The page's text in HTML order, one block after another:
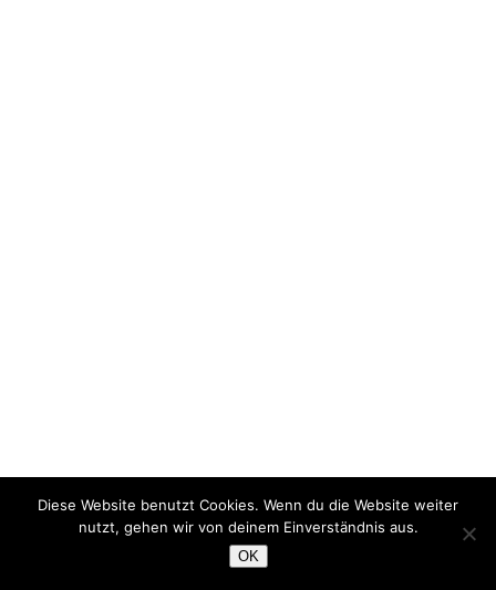
Diese Website benutzt Cookies. Wenn du die Website weiter
nutzt, gehen wir von deinem Einverständnis aus.
OK